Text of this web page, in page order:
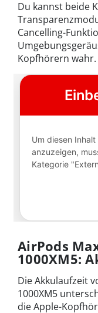
Du kannst beide
Cancelling-
Kopfhörern wahr.
AirPods
1000XM5:
Die Akkulaufzeit
1000XM5
die Apple-